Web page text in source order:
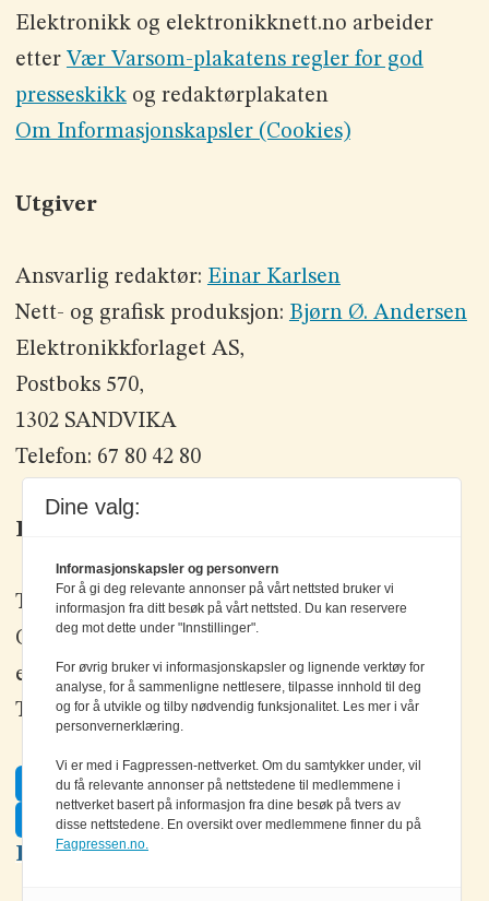
Elektronikk og elektronikknett.no arbeider
etter Vær Varsom-plakatens regler for god
presseskikkog redaktørplakaten
Om Informasjonskapsler (Cookies)
Utgiver
Ansvarlig redaktør: Einar Karlsen
Nett- og grafisk produksjon: Bjørn Ø. Andersen
Elektronikkforlaget AS,
Postboks 570,
1302 SANDVIKA
Telefon: 67 80 42 80
Kontakt oss
Tlf: +47 67 80 42 80
Olav Brunborgs vei 6, 1396 Billingstad
epost: elektronikk@elektronikkforlaget.no
Tips oss:tips@elektronikkforlaget.no
Facebook
Twitter
LinkedIn
Dine valg:
Informasjonskapsler og personvern
For å gi deg relevante annonser på vårt nettsted bruker vi
informasjon fra ditt besøk på vårt nettsted. Du kan reservere
deg mot dette under "Innstillinger".
For øvrig bruker vi informasjonskapsler og lignende verktøy for
analyse, for å sammenligne nettlesere, tilpasse innhold til deg
og for å utvikle og tilby nødvendig funksjonalitet. Les mer i vår
personvernerklæring.
Vi er med i Fagpressen-nettverket. Om du samtykker under, vil
du få relevante annonser på nettstedene til medlemmene i
nettverket basert på informasjon fra dine besøk på tvers av
disse nettstedene. En oversikt over medlemmene finner du på
Fagpressen.no.